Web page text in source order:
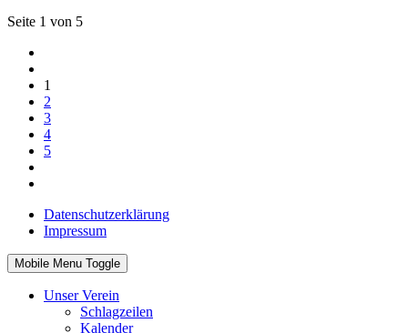
Seite 1 von 5
1
2
3
4
5
Datenschutzerklärung
Impressum
Mobile Menu Toggle
Unser Verein
Schlagzeilen
Kalender